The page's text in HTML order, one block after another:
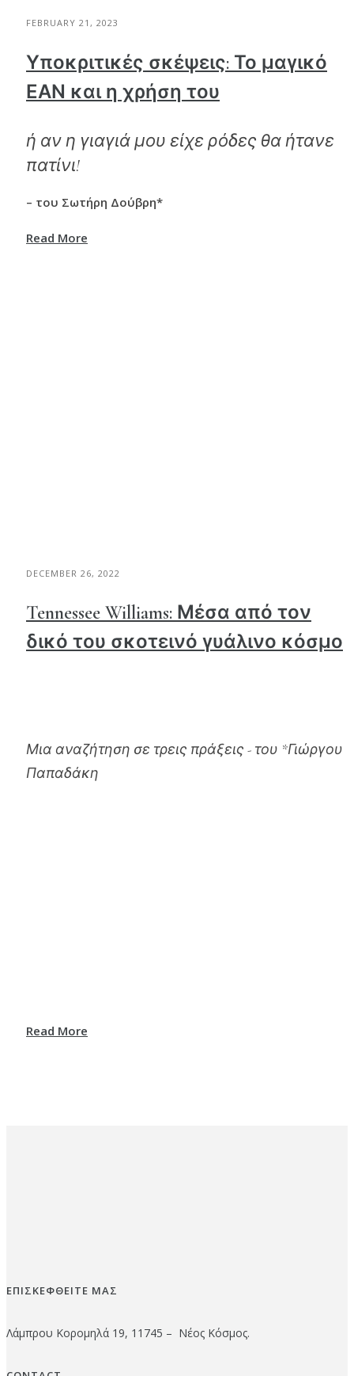
FEBRUARY 21, 2023
Υποκριτικές σκέψεις: Το μαγικό
ΕΑΝ και η χρήση του
ή αν η γιαγιά μου είχε ρόδες θα ήτανε
πατίνι!
– του Σωτήρη Δούβρη*
Read More
DECEMBER 26, 2022
Tennessee Williams: Μέσα από τον
δικό του σκοτεινό γυάλινο κόσμο
Μια αναζήτηση σε τρεις πράξεις - του *Γιώργου
Παπαδάκη
Read More
ΕΠΙΣΚΕΦΘΕΙΤΕ ΜΑΣ
Λάμπρου Κορομηλά 19, 11745 – Νέος Κόσμος.